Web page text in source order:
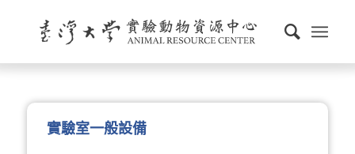
實驗室一般設備